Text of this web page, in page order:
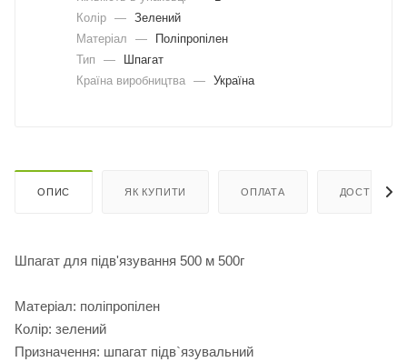
Колір — Зелений
Матеріал
—
Поліпропілен
Тип
—
Шпагат
Країна виробництва — Україна
ОПИС ЯК КУПИТИ ОПЛАТА ДОСТАВКА
Шпагат для підв'язування 500 м 500г
Матеріал: поліпропілен
Колір: зелений
Призначення: шпагат підв`язувальний